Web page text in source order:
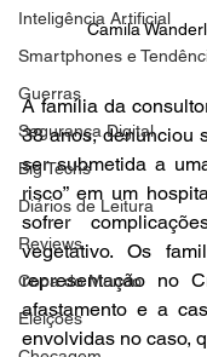
Inteligência Artificial
Smartphones e
Guerras
Segurança Digital
Big Techs
Diários de Leitura
Reviews
Copa do Mundo
Eleições
Camila
A família da
38 anos, denunciou
ser submetida a
risco” em um
sofrer
vegetativo. Os
representação no
afastamento e a
envolvidas no caso,